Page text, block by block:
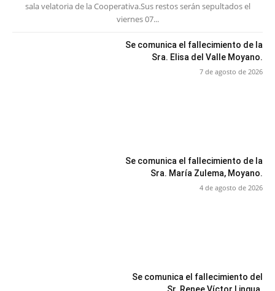
sala velatoria de la Cooperativa.Sus restos serán sepultados el
viernes 07...
Se comunica el fallecimiento de la
Sra. Elisa del Valle Moyano.
7 de agosto de 2026
Se comunica el fallecimiento de la
Sra. María Zulema, Moyano.
4 de agosto de 2026
Se comunica el fallecimiento del